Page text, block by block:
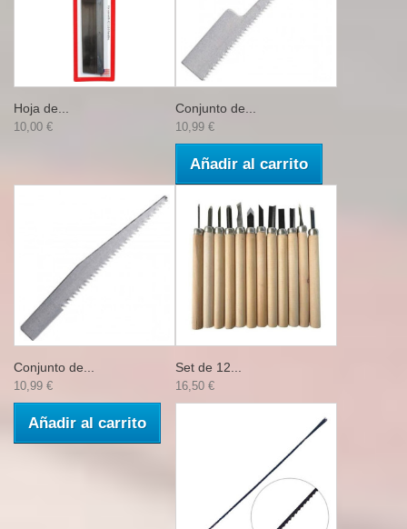
Hoja de...
10,00 €
Conjunto de...
10,99 €
Añadir al carrito
Conjunto de...
10,99 €
Añadir al carrito
Set de 12...
16,50 €